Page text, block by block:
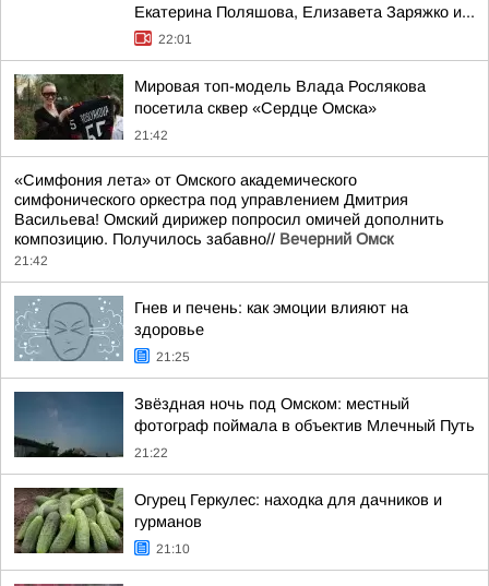
Екатерина Поляшова, Елизавета Заряжко и...
22:01
Мировая топ-модель Влада Рослякова
посетила сквер «Сердце Омска»
21:42
«Симфония лета» от Омского академического
симфонического оркестра под управлением Дмитрия
Васильева! Омский дирижер попросил омичей дополнить
композицию. Получилось забавно// Вечерний Омск
21:42
Гнев и печень: как эмоции влияют на
здоровье
21:25
Звёздная ночь под Омском: местный
фотограф поймала в объектив Млечный Путь
21:22
Огурец Геркулес: находка для дачников и
гурманов
21:10